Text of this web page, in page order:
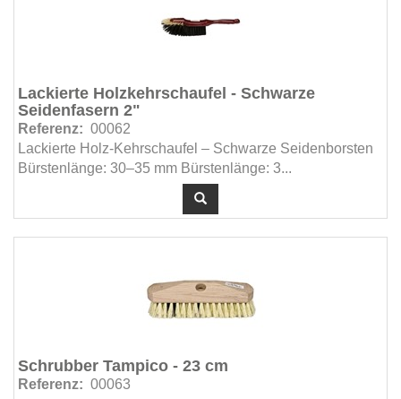
Lackierte Holzkehrschaufel - Schwarze
Seidenfasern 2"
Referenz: 00062
Lackierte Holz-Kehrschaufel – Schwarze Seidenborsten
Bürstenlänge: 30–35 mm Bürstenlänge: 3...
Schrubber Tampico - 23 cm
Referenz: 00063